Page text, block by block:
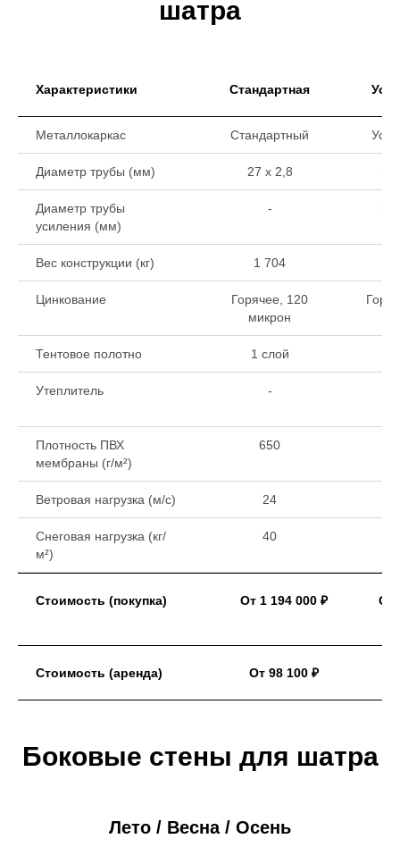
шатра
Характеристики Стандартная
Металлокаркас Стандартный
Диаметр трубы (мм) 27 х 2,8
Диаметр трубы
усиления (мм)
-
Вес конструкции (кг) 1 704
Цинкование
Горячее, 120
микрон
Тентовое полотно 1 слой
Утеплитель -
Плотность ПВХ
мембраны (г/м²)
650
Ветровая нагрузка (м/с) 24
Снеговая нагрузка (кг/
м²)
40
Стоимость (покупка) От 1 194 000 ₽ От
Стоимость (аренда) От 98 100 ₽
Боковые стены для шатра
Лето / Весна / Осень